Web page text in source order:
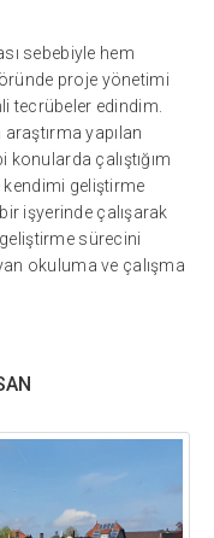
sebebiyle hem
proje yönetimi
tecrübeler edindim.
yapılan
çalıştığım
geliştirme
işyerinde çalışarak
sürecini
okuluma ve çalışma